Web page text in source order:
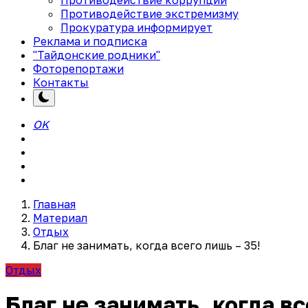
Противодействие экстремизму
Прокуратура информирует
Реклама и подписка
"Тайдонские родники"
Фоторепортажи
Контакты
OK
Главная
Материал
Отдых
Благ не занимать, когда всего лишь – 35!
Отдых